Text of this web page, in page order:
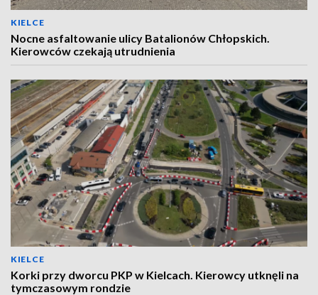
KIELCE
Nocne asfaltowanie ulicy Batalionów Chłopskich.
Kierowców czekają utrudnienia
KIELCE
Korki przy dworcu PKP w Kielcach. Kierowcy utknęli na
tymczasowym rondzie